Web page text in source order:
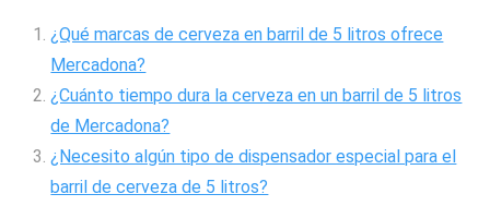
¿Qué marcas de cerveza en barril de 5 litros ofrece
Mercadona?
¿Cuánto tiempo dura la cerveza en un barril de 5 litros
de Mercadona?
¿Necesito algún tipo de dispensador especial para el
barril de cerveza de 5 litros?